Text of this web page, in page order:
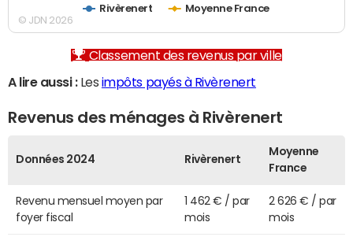
Rivèrenert Moyenne France
© JDN 2026
Classement des revenus par ville
A lire aussi :Les impôts payés à Rivèrenert
Revenus des ménages à Rivèrenert
Données 2024 Rivèrenert
Moyenne
France
Revenu mensuel moyen par
foyer fiscal
1 462 € / par
mois
2 626 € / par
mois